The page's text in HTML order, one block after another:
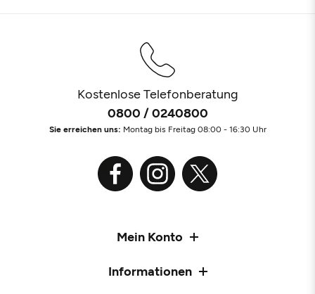
Kostenlose Telefonberatung
0800 / 0240800
Sie erreichen uns: Montag bis Freitag 08:00 - 16:30 Uhr
Mein Konto
Informationen